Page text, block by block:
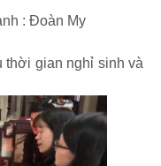
: Đoàn My
thời gian nghỉ sinh và